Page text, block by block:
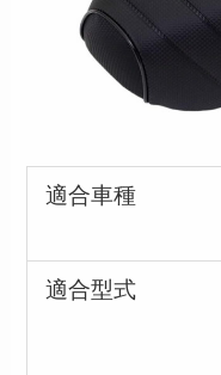
適合車種
適合型式